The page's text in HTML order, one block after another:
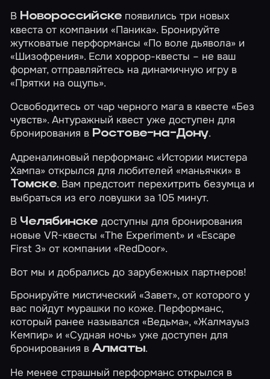
В Новороссийске появились три новых
квеста от компании «Паника». Бронируйте
жутковатые перформансы«По воле дьявола» и
«Шизофрения». Если хоррор-квесты – не ваш
формат, отправляйтесь на динамичную игру в
«Прятки на ощупь».
Освободитесь от чар черного мага в квесте«Без
чувств». Антуражный квест уже доступен для
бронирования в Ростове-на-Дону.
Адреналиновый перформанс«Истории мистера
Хампа» открылся для любителей «маньячки» в
Томске. Вам предстоит перехитрить безумца и
выбраться из его ловушки за 105 минут.
В Челябинске доступны для бронирования
новые VR-квесты«The Experiment» и«Escape
First 3» от компании «RedDoor».
Вот мы и добрались до зарубежных партнеров!
Бронируйте мистический«Завет», от которого у
вас пойдут мурашки по коже. Перформанс,
который ранее назывался «Ведьма», «Жалмауыз
Кемпир» и «Судная ночь» уже доступен для
бронирования в Алматы.
Не менее страшный перформанс открылся в